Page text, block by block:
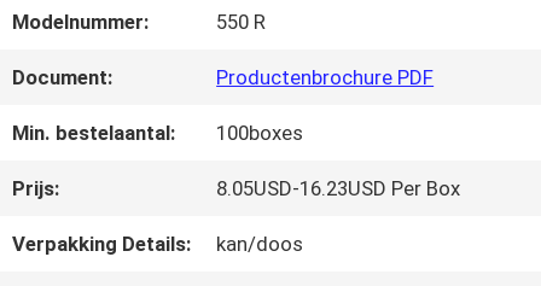
KWALITEITSCONTROLE
CONTACTEER
ONS
Modelnummer: 550 R
Document: Productenbrochure PDF
Min. bestelaantal: 100boxes
Prijs: 8.05USD-16.23USD Per Box
Verpakking Details: kan/doos